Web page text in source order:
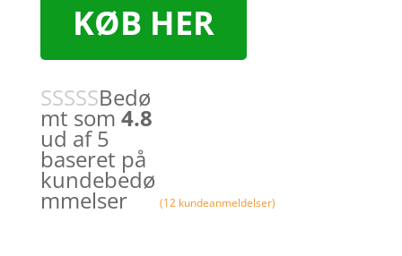
KØB HER
Bedø
mt som 4.8
ud af 5
baseret på
kundebedø
mmelser (12 kundeanmeldelser)